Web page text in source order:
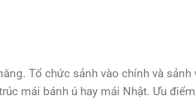
Tổ chức sảnh vào chính và sảnh
mái bánh ú hay mái Nhật. Ưu